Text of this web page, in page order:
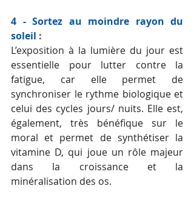
4 - Sortez au moindre rayon du
soleil :
L’exposition à la lumière du jour est
essentielle pour lutter contre la
fatigue, car elle permet de
synchroniser le rythme biologique et
celui des cycles jours/ nuits. Elle est,
également, très bénéfique sur le
moral et permet de synthétiser la
vitamine D, qui joue un rôle majeur
dans la croissance et la
minéralisation des os.